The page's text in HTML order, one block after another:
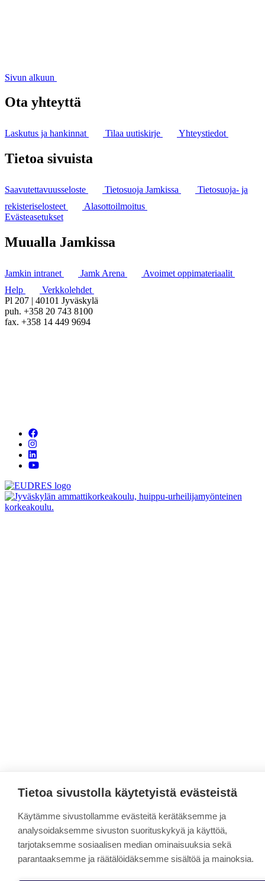
Sivun alkuun
Ota yhteyttä
Laskutus ja hankinnat Tilaa uutiskirje Yhteystiedot
Tietoa sivuista
Saavutettavuusseloste Tietosuoja Jamkissa
Tietosuoja- ja
rekisteriselosteet
Alasottoilmoitus
Evästeasetukset
Muualla Jamkissa
Jamkin intranet Jamk Arena
Avoimet oppimateriaalit
Help
Verkkolehdet
Pl 207 | 40101 Jyväskylä
puh. +358 20 743 8100
fax. +358 14 449 9694
Tietoa sivustolla käytetyistä evästeistä
Käytämme sivustollamme evästeitä kerätäksemme ja
analysoidaksemme sivuston suorituskykyä ja käyttöä,
tarjotaksemme sosiaalisen median ominaisuuksia sekä
parantaaksemme ja räätälöidäksemme sisältöä ja mainoksia.